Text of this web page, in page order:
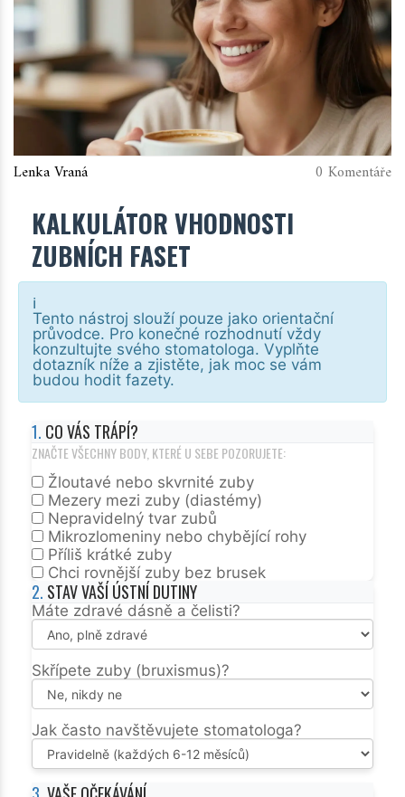
Lenka Vraná 0 Komentáře
KALKULÁTOR VHODNOSTI
ZUBNÍCH FASET
ℹ️
Tento nástroj slouží pouze jako orientační
průvodce. Pro konečné rozhodnutí vždy
konzultujte svého stomatologa. Vyplňte
dotazník níže a zjistěte, jak moc se vám
budou hodit fazety.
1. CO VÁS TRÁPÍ?
ZNAČTE VŠECHNY BODY, KTERÉ U SEBE POZORUJETE:
Žloutavé nebo skvrnité zuby
Mezery mezi zuby (diastémy)
Nepravidelný tvar zubů
Mikrozlomeniny nebo chybějící rohy
Příliš krátké zuby
Chci rovnější zuby bez brusek
2. STAV VAŠÍ ÚSTNÍ DUTINY
Máte zdravé dásně a čelisti?
Skřípete zuby (bruxismus)?
Jak často navštěvujete stomatologa?